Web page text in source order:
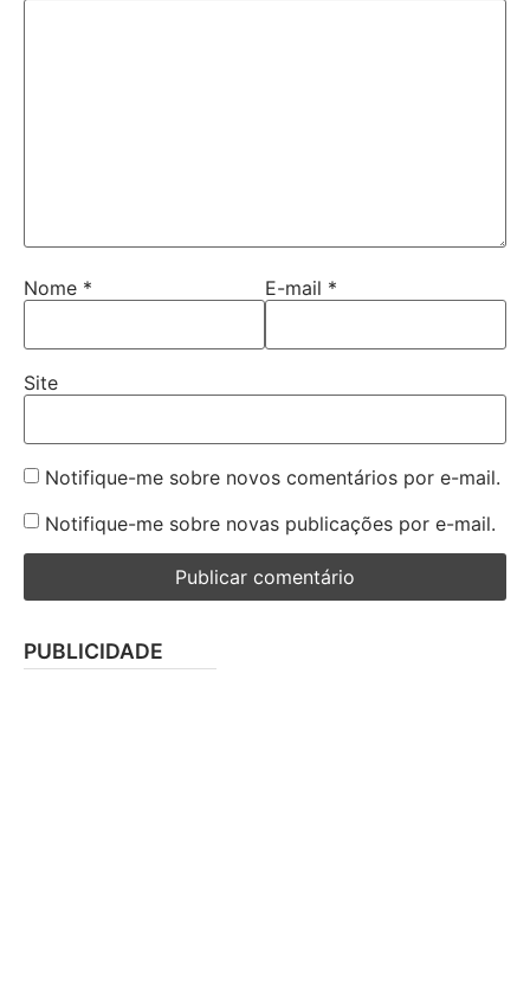
Nome * E-mail *
Site
Notifique-me sobre novos comentários por e-mail.
Notifique-me sobre novas publicações por e-mail.
PUBLICIDADE